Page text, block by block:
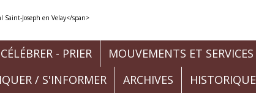
CÉLÉBRER - PRIER MOUVEMENTS ET SERVICES
/ S'INFORMER ARCHIVES HISTORIQUE